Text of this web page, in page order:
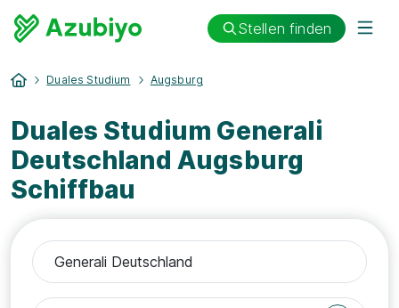
Stellen finden
Duales Studium Augsburg
Duales Studium Generali
Deutschland Augsburg
Schiffbau